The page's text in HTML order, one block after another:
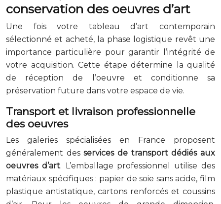
conservation des oeuvres d’art
Une fois votre tableau d’art contemporain
sélectionné et acheté, la phase logistique revêt une
importance particulière pour garantir l’intégrité de
votre acquisition. Cette étape détermine la qualité
de réception de l’oeuvre et conditionne sa
préservation future dans votre espace de vie.
Transport et livraison professionnelle
des oeuvres
Les galeries spécialisées en France proposent
généralement desservices de transport dédiés aux
oeuvres d’art. L’emballage professionnel utilise des
matériaux spécifiques : papier de soie sans acide, film
plastique antistatique, cartons renforcés et coussins